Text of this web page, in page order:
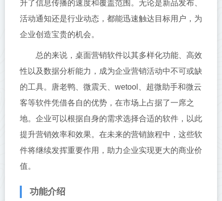
升了信息传播的速度和覆盖范围。无论是新品发布、
活动通知还是行业动态，都能迅速触达目标用户，为
企业创造宝贵的机会。
总的来说，桌面营销软件以其多样化功能、高效
性以及数据分析能力，成为企业营销活动中不可或缺
的工具。唐老鸭、微震天、wetool、超微助手和微云
客等软件凭借各自的优势，在市场上占据了一席之
地。企业可以根据自身的需求选择合适的软件，以此
提升营销效率和效果。在未来的营销旅程中，这些软
件将继续发挥重要作用，助力企业实现更大的商业价
值。
功能介绍